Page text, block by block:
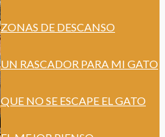
ZONAS DE DESCANSO
UN RASCADOR PARA MI GATO
QUE NO SE ESCAPE EL GATO